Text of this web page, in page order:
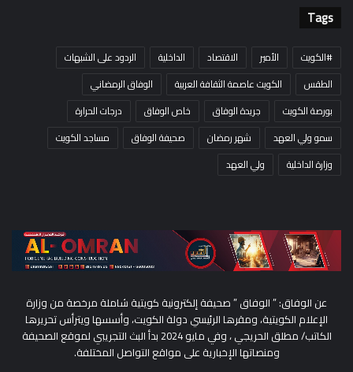
Tags
#الكويت الأمير الاقتصاد الداخلية
الردود على الشبهات
الطقس
الكويت عاصمة الثقافة العربية
الوفاق الرمضاني
بورصة الكويت
جريدة الوفاق خاص الوفاق
درجات الحرارة
سمو ولي العهد
شهر رمضان صحيفة الوفاق
مساجد الكويت
وزارة الداخلية
ولي العهد
عن الوفاق: ” الوفاق ” صحيفة إلكترونية كويتية شاملة مرخصة من وزارة
الإعلام الكويتية، ومقرها الرئيسي دولة الكويت، وأسسها ويترأس تحريرها
الكاتب/ مطلق الحريجي ، وفي مايو 2024 بدأ البث التجريبي لموقع الصحيفة
ومنصاتها الإخبارية على مواقع التواصل المختلفة.